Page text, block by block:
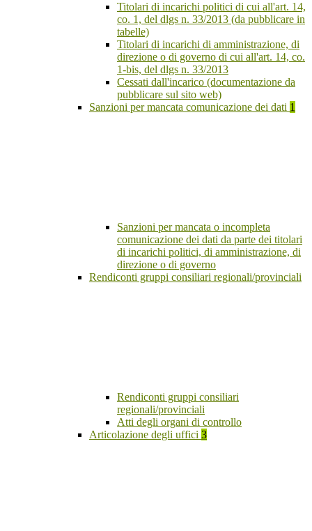
Titolari di incarichi politici di cui all'art. 14,
co. 1, del dlgs n. 33/2013 (da pubblicare in
tabelle)
Titolari di incarichi di amministrazione, di
direzione o di governo di cui all'art. 14, co.
1-bis, del dlgs n. 33/2013
Cessati dall'incarico (documentazione da
pubblicare sul sito web)
Sanzioni per mancata comunicazione dei dati 1
Sanzioni per mancata o incompleta
comunicazione dei dati da parte dei titolari
di incarichi politici, di amministrazione, di
direzione o di governo
Rendiconti gruppi consiliari regionali/provinciali
Rendiconti gruppi consiliari
regionali/provinciali
Atti degli organi di controllo
Articolazione degli uffici 3